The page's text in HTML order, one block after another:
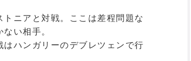
ニアと対戦。ここは差程問題な
い相手。
ハンガリーのデブレツェンで行